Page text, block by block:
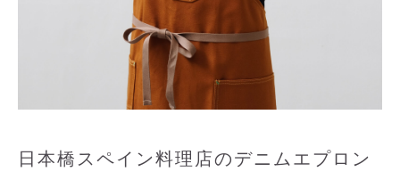
日本橋スペイン料理店のデニムエプロン